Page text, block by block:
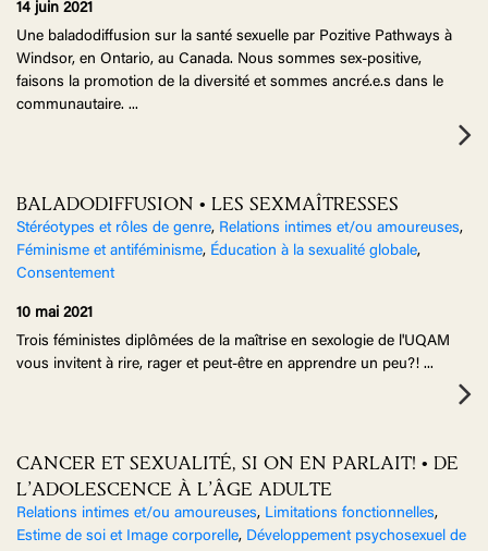
14 juin 2021
Une baladodiffusion sur la santé sexuelle par Pozitive Pathways à
Windsor, en Ontario, au Canada. Nous sommes sex-positive,
faisons la promotion de la diversité et sommes ancré.e.s dans le
communautaire. ...
BALADODIFFUSION • LES SEXMAÎTRESSES
Stéréotypes et rôles de genre, Relations intimes et/ou amoureuses,
Féminisme et antiféminisme, Éducation à la sexualité globale,
Consentement
10 mai 2021
Trois féministes diplômées de la maîtrise en sexologie de l'UQAM
vous invitent à rire, rager et peut-être en apprendre un peu?! ...
CANCER ET SEXUALITÉ, SI ON EN PARLAIT! • DE
L’ADOLESCENCE À L’ÂGE ADULTE
Relations intimes et/ou amoureuses, Limitations fonctionnelles,
Estime de soi et Image corporelle, Développement psychosexuel de